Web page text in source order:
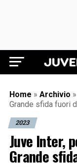
Home » Archivio »
Grande sfida fuori
2023
Juve Inter,
Grande